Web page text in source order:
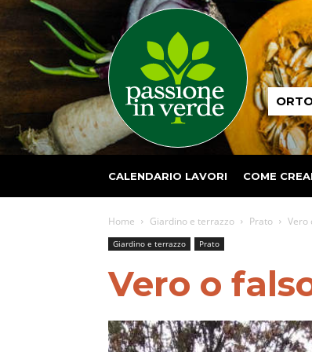
Passione
in
CALENDARIO LAVORI COME
Home Giardino e terrazzo Prato Vero
Giardino e terrazzo Prato
Vero o